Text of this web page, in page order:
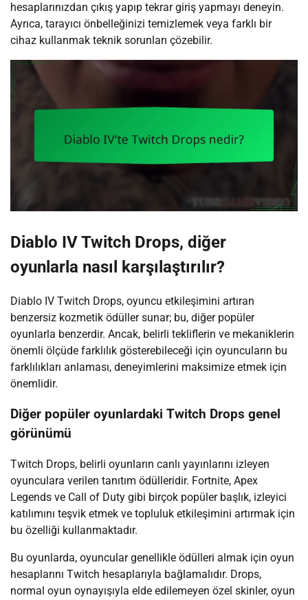
hesaplarınızdan çıkış yapıp tekrar giriş yapmayı deneyin.
Ayrıca, tarayıcı önbelleğinizi temizlemek veya farklı bir
cihaz kullanmak teknik sorunları çözebilir.
Diablo IV Twitch Drops, diğer
oyunlarla nasıl karşılaştırılır?
Diablo IV Twitch Drops, oyuncu etkileşimini artıran
benzersiz kozmetik ödüller sunar; bu, diğer popüler
oyunlarla benzerdir. Ancak, belirli tekliflerin ve mekaniklerin
önemli ölçüde farklılık gösterebileceği için oyuncuların bu
farklılıkları anlaması, deneyimlerini maksimize etmek için
önemlidir.
Diğer popüler oyunlardaki Twitch Drops genel
görünümü
Twitch Drops, belirli oyunların canlı yayınlarını izleyen
oyunculara verilen tanıtım ödülleridir. Fortnite, Apex
Legends ve Call of Duty gibi birçok popüler başlık, izleyici
katılımını teşvik etmek ve topluluk etkileşimini artırmak için
bu özelliği kullanmaktadır.
Bu oyunlarda, oyuncular genellikle ödülleri almak için oyun
hesaplarını Twitch hesaplarıyla bağlamalıdır. Drops,
normal oyun oynayışıyla elde edilemeyen özel skinler, oyun